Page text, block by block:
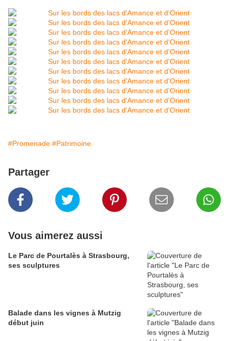
#Promenade #Patrimoine
Partager
Vous aimerez aussi
Le Parc de Pourtalès à Strasbourg,
ses sculptures
Balade dans les vignes à Mutzig
début juin